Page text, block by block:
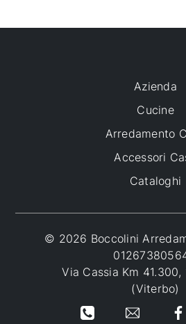
Azienda
Cucine
Arredamento
Accessori
Cataloghi
© 2026 Boccolini
Via Cassia Km
(Viterbo)